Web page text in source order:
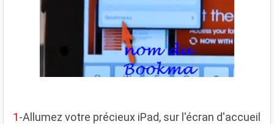
1-Allumez votre précieux iPad, sur l'écran d'accueil